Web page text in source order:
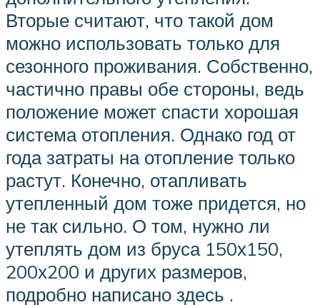
Вторые считают, что такой дом
можно использовать только для
сезонного проживания. Собственно,
частично правы обе стороны, ведь
положение может спасти хорошая
система отопления. Однако год от
года затраты на отопление только
растут. Конечно, отапливать
утепленный дом тоже придется, но
не так сильно. О том, нужно ли
утеплять дом из бруса 150х150,
200х200 и других размеров,
подробно написано здесь .